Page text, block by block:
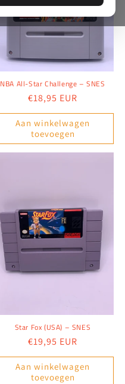
NBA All-Star Challenge – SNES
Normale
prijs
€18,95 EUR
Aan winkelwagen
toevoegen
Star Fox (USA) – SNES
Normale
prijs
€19,95 EUR
Aan winkelwagen
toevoegen